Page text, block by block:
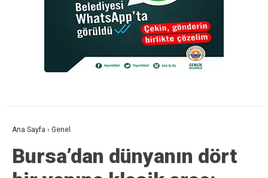
Ana Sayfa › Genel
Bursa’dan dünyanın dört